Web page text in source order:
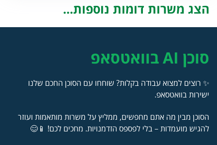
הצג משרות דומות נוספות...
סוכן AI בוואטסאפ
✨ רוצים למצוא עבודה בקלות? שוחחו עם הסוכן החכם שלנו
ישירות בוואטסאפ.
הסוכן מבין מה אתם מחפשים, ממליץ על משרות מותאמות ועוזר
להגיש מועמדות – בלי לפספס הזדמנויות. מחכים לכם! 📱😊